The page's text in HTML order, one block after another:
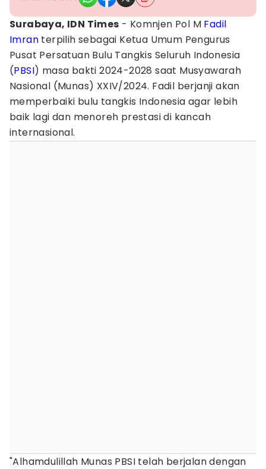
Surabaya, IDN Times - Komnjen Pol M Fadil
Imran terpilih sebagai Ketua Umum Pengurus
Pusat Persatuan Bulu Tangkis Seluruh Indonesia
(PBSI) masa bakti 2024-2028 saat Musyawarah
Nasional (Munas) XXIV/2024. Fadil berjanji akan
memperbaiki bulu tangkis Indonesia agar lebih
baik lagi dan menoreh prestasi di kancah
internasional.
"Alhamdulillah Munas PBSI telah berjalan dengan